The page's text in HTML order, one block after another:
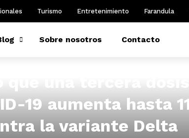
Turismo Entretenimiento Farandula
Sobre nosotros Contacto
19 aumenta hasta
la variante Delta